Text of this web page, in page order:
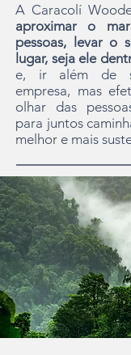
A Caracolí
aproximar o
pessoas, levar o
lugar, seja ele
e, ir além de
empresa, mas
olhar das
para juntos
melhor e mais